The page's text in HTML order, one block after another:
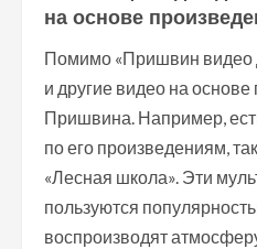
на основе
Помимо «Пришвин видео
и другие видео на
Пришвина. Например,
по его произведениям,
«Лесная школа». Эти
пользуются
воспроизводят